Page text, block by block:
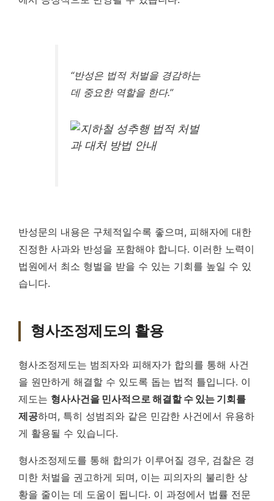
“반성은 법적 처벌을 경감하는
데 중요한 역할을 한다.”
반성문의 내용은 구체적일수록 좋으며, 피해자에 대한
진정한 사과와 반성을 포함해야 합니다. 이러한 노력이
법원에서 최소 형벌을 받을 수 있는 기회를 높일 수 있
습니다.
형사조정제도의 활용
형사조정제도는 범죄자와 피해자가 합의를 통해 사건
을 원만하게 해결할 수 있도록 돕는 법적 틀입니다. 이
제도는 형사사건을 민사적으로 해결할 수 있는 기회를
제공하며, 특히 성범죄와 같은 민감한 사건에서 유용하
게 활용될 수 있습니다.
형사조정제도를 통해 합의가 이루어질 경우, 검찰은 경
미한 처벌을 권고하게 되며, 이는 피의자의 불리한 상
황을 줄이는 데 도움이 됩니다. 이 과정에서 법률 전문